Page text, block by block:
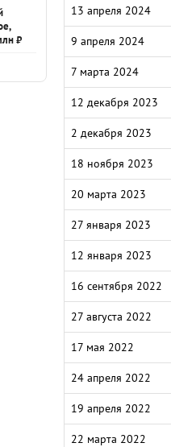
₽
13 апреля 2024
9 апреля 2024
7 марта 2024
12 декабря 2023
2 декабря 2023
18 ноября 2023
20 марта 2023
27 января 2023
12 января 2023
16 сентября 2022
27 августа 2022
17 мая 2022
24 апреля 2022
19 апреля 2022
22 марта 2022